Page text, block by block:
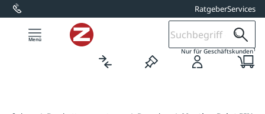
springen RatgeberServices
Nur für Geschäftskunden1